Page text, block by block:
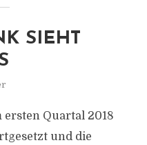
SIEHT
ersten Quartal 2018
und die